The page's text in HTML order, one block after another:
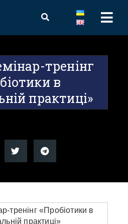
тренінг
в
практиці»